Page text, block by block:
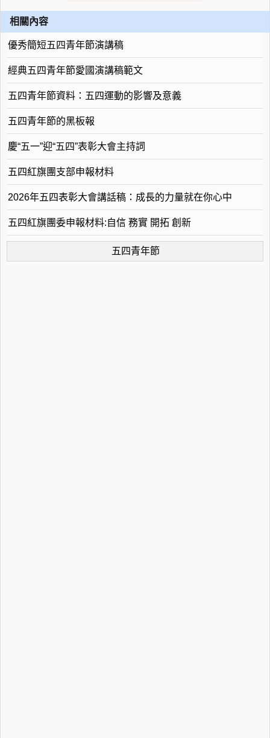
相關內容
優秀簡短五四青年節演講稿
經典五四青年節愛國演講稿範文
五四青年節資料：五四運動的影響及意義
五四青年節的黑板報
慶“五一”迎“五四”表彰大會主持詞
五四紅旗團支部申報材料
2026年五四表彰大會講話稿：成長的力量就在你心中
五四紅旗團委申報材料:自信 務實 開拓 創新
五四青年節